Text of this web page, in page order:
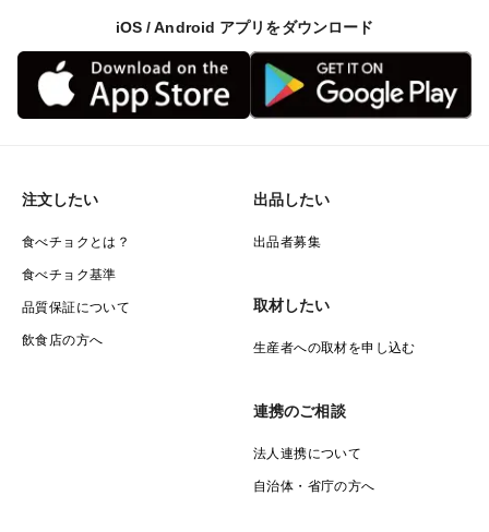
断面がハート型になる可愛らしさも特徴で、
そのままでもスイーツでも楽しめる万能いちごです。
iOS / Android アプリをダウンロード
注文したい
食べチョクとは？
食べチョク基準
品質保証について
飲食店の方へ
出品したい
出品者募集
取材したい
生産者への取材を申し込む
連携のご相談
法人連携について
自治体・省庁の方へ